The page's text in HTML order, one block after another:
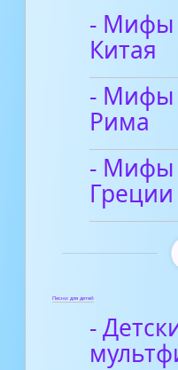
- Мифы
Китая
- Мифы
Рима
- Мифы
Греции
Песни для детей
-